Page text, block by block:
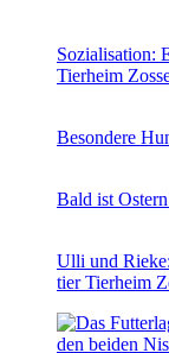
Sozialisation:
Tierheim
Besondere
Bald ist
Ulli und
tier Tierheim